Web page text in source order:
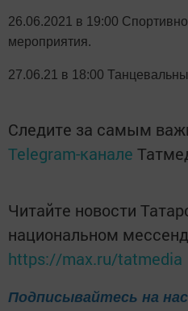
26.06.2021 в 19:00
мероприятия.
27.06.21 в 18:00
Следите за самым
Telegram-канале
Читайте новости
национальном
https://max.ru/tatmedia
Подписывайтесь на